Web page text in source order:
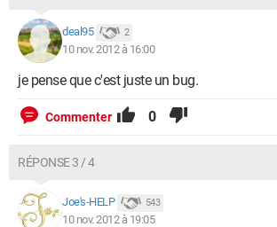
deal95 2
10 nov. 2012 à 16:00
je pense que c'est juste un bug.
Commenter 0
RÉPONSE 3 / 4
Joe's-HELP 543
10 nov. 2012 à 19:05